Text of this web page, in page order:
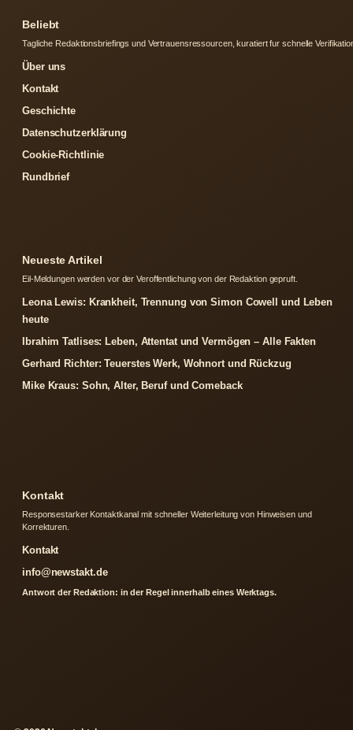
Beliebt
Tagliche Redaktionsbriefings und Vertrauensressourcen, kuratiert fur schnelle
Über uns
Kontakt
Geschichte
Datenschutzerklärung
Cookie-Richtlinie
Rundbrief
Neueste Artikel
Eil-Meldungen werden vor der Veroffentlichung von der Redaktion gepruft.
Leona Lewis: Krankheit, Trennung von Simon Cowell und Leben
heute
Ibrahim Tatlises: Leben, Attentat und Vermögen – Alle Fakten
Gerhard Richter: Teuerstes Werk, Wohnort und Rückzug
Mike Kraus: Sohn, Alter, Beruf und Comeback
Kontakt
Responsestarker Kontaktkanal mit schneller Weiterleitung von Hinweisen und
Korrekturen.
Kontakt
info@newstakt.de
Antwort der Redaktion: in der Regel innerhalb eines Werktags.